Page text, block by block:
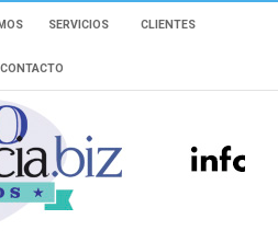
SERVICIOS CLIENTES
CONTACTO